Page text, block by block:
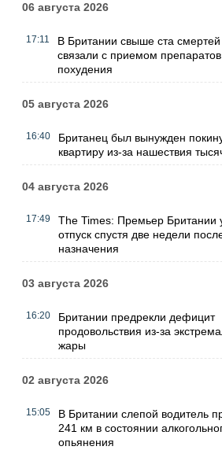
06 августа 2026
17:11
В Британии свыше ста смертей
связали с приемом
похудения
05 августа 2026
16:40
Британец был вынужден
квартиру из-за нашествия
04 августа 2026
17:49
The Times: Премьер Британии
отпуск спустя две недели
назначения
03 августа 2026
16:20
Британии предрекли дефицит
продовольствия из-за
жары
02 августа 2026
15:05
В Британии слепой водитель
241 км в состоянии
опьянения